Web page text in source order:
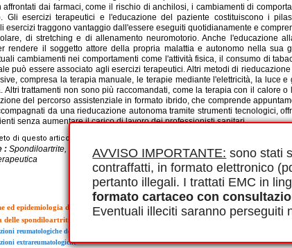
AVVISO IMPORTANTE: sono stati
contraffatti, in formato elettronico
pertanto illegali. I trattati EMC in
formato cartaceo con
Eventuali illeciti saranno perseguiti
affrontati dai farmaci, come il rischio di anchilosi, i cambiamenti di
Gli esercizi terapeutici e l'educazione del paziente costituiscono i
esercizi traggono vantaggio dall'essere eseguiti quotidianamente e
di stretching e di allenamento neuromotorio. Anche l'educazione
rendere il soggetto attore della propria malattia e autonomo nella sua
cambiamenti nei comportamenti come l'attività fisica, il consumo di
può essere associato agli esercizi terapeutici. Altri metodi di
compresa la terapia manuale, le terapie mediante l'elettricità, la luce
Altri trattamenti non sono più raccomandati, come la terapia con il calore o
del percorso assistenziale in formato ibrido, che comprende
da una rieducazione autonoma tramite strumenti tecnologici,
senza aumentare il carico di lavoro dei professionisti sanitari.
di questo articolo è disponibile in PDF.
: Spondiloartrite, Rieducazione, Valutazione, Reumatismo infiammatorio
ed epidemiologia delle spondiloartriti
delle spondiloartriti
reumatologiche delle spondiloartriti
extrareumatologiche